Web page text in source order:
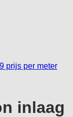
prijs per meter
inlaag